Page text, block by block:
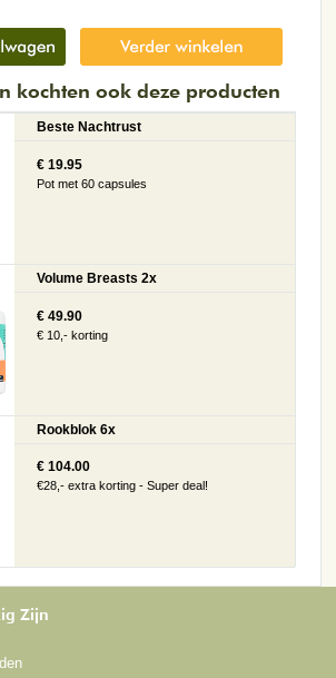
kochten ook deze producten
Beste Nachtrust
€ 19.95
Pot met 60 capsules
Volume Breasts 2x
€ 49.90
€ 10,- korting
Rookblok 6x
€ 104.00
€28,- extra korting - Super deal!
Zijn